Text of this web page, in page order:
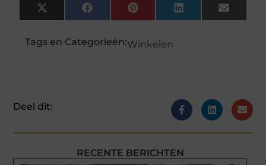
X
(Twitter)
FacebookPinterestLinkedInEmail
Tags en Categorieën:Winkelen
Deel dit:
RECENTE BERICHTEN